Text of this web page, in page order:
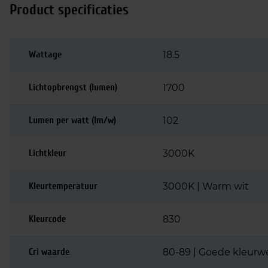
Product specificaties
Wattage 18.5
Lichtopbrengst (lumen) 1700
Lumen per watt (lm/w) 102
Lichtkleur 3000K
Kleurtemperatuur 3000K | Warm wit
Kleurcode 830
Cri waarde 80-89 | Goede